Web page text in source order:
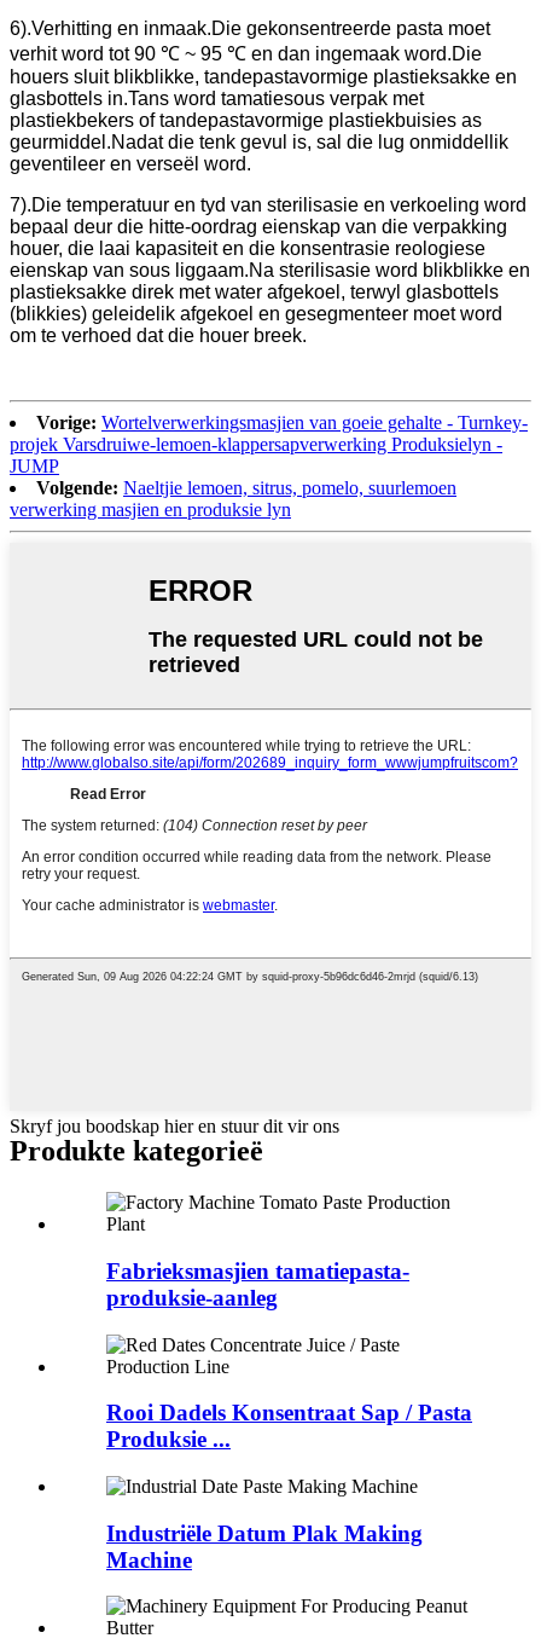
6).Verhitting en inmaak.Die gekonsentreerde pasta moet
verhit word tot 90 ℃ ~ 95 ℃ en dan ingemaak word.Die
houers sluit blikblikke, tandepastavormige plastieksakke en
glasbottels in.Tans word tamatiesous verpak met
plastiekbekers of tandepastavormige plastiekbuisies as
geurmiddel.Nadat die tenk gevul is, sal die lug onmiddellik
geventileer en verseël word.
7).Die temperatuur en tyd van sterilisasie en verkoeling word
bepaal deur die hitte-oordrag eienskap van die verpakking
houer, die laai kapasiteit en die konsentrasie reologiese
eienskap van sous liggaam.Na sterilisasie word blikblikke en
plastieksakke direk met water afgekoel, terwyl glasbottels
(blikkies) geleidelik afgekoel en gesegmenteer moet word
om te verhoed dat die houer breek.
Vorige: Wortelverwerkingsmasjien van goeie gehalte - Turnkey-
projek Varsdruiwe-lemoen-klappersapverwerking Produksielyn -
JUMP
Volgende: Naeltjie lemoen, sitrus, pomelo, suurlemoen
verwerking masjien en produksie lyn
Skryf jou boodskap hier en stuur dit vir ons
Produkte kategorieë
Fabrieksmasjien tamatiepasta-
produksie-aanleg
Rooi Dadels Konsentraat Sap / Pasta
Produksie ...
Industriële Datum Plak Making
Machine